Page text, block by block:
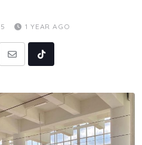
1 YEAR AGO
Share
Tiktok